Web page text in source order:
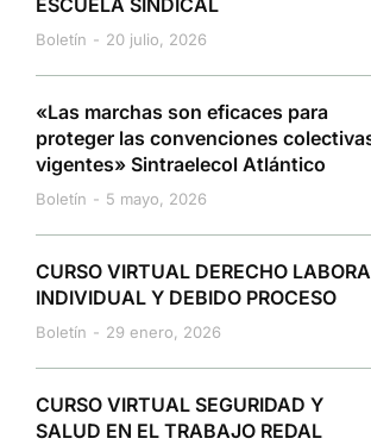
ESCUELA SINDICAL
Boletín 20 julio, 2026
«Las marchas son eficaces para
proteger las convenciones
vigentes» Sintraelecol Atlántico
Boletín 5 mayo, 2026
CURSO VIRTUAL DERECHO
INDIVIDUAL Y DEBIDO PROCESO
Boletín 29 enero, 2026
CURSO VIRTUAL SEGURIDAD Y
SALUD EN EL TRABAJO REDAL